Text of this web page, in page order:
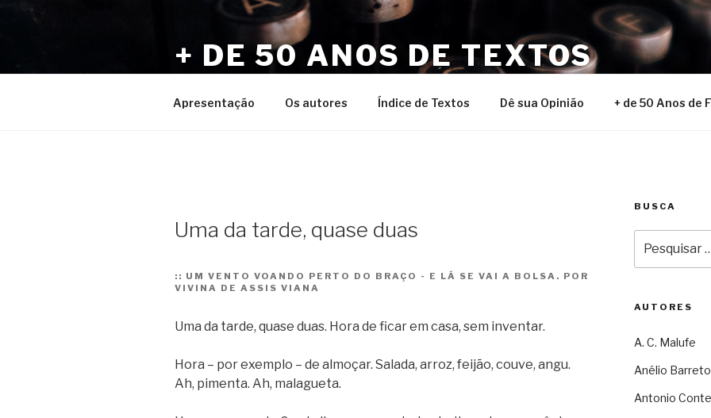
Pular
+ DE 50 ANOS DE TEXTOS
Apresentação Os autores Índice de Textos Dê sua Opinião + de 50 Anos de
Uma da tarde, quase duas
:: UM VENTO VOANDO PERTO DO BRAÇO - E LÁ SE VAI A BOLSA. POR
VIVINA DE ASSIS VIANA
Uma da tarde, quase duas. Hora de ficar em casa, sem inventar.
Hora – por exemplo – de almoçar. Salada, arroz, feijão, couve, angu.
Ah, pimenta. Ah, malagueta.
BUSCA
por:
AUTORES
A. C. Malufe
Anélio Barreto
Antonio